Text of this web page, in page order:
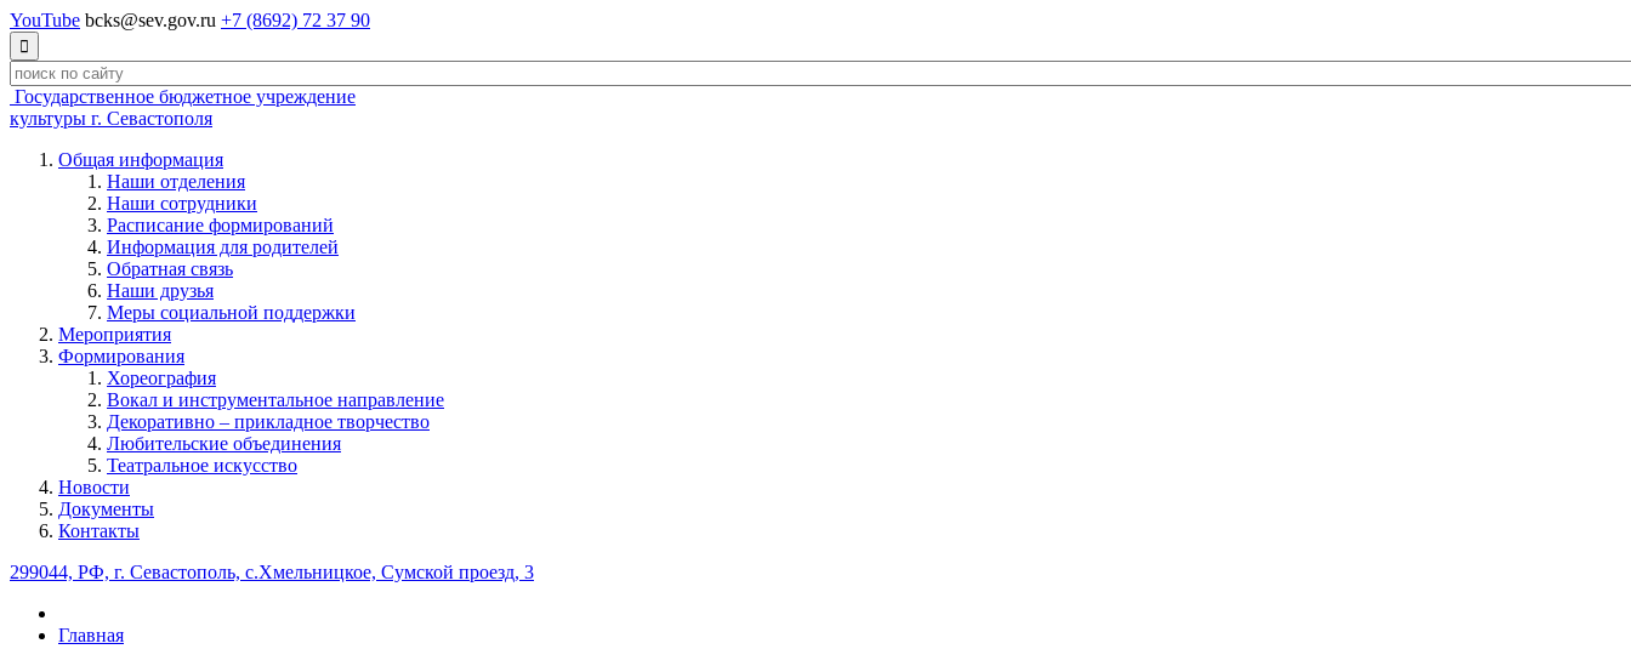
YouTube bcks@sev.gov.ru +7 (8692) 72 37 90

Государственное бюджетное учреждение
культуры г. Севастополя
Общая информация
Наши отделения
Наши сотрудники
Расписание формирований
Информация для родителей
Обратная связь
Наши друзья
Меры социальной поддержки
Мероприятия
Формирования
Хореография
Вокал и инструментальное направление
Декоративно – прикладное творчество
Любительские объединения
Театральное искусство
Новости
Документы
Контакты
299044, РФ, г. Севастополь, с.Хмельницкое, Сумской проезд, 3
Главная